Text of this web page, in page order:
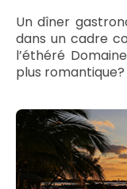
Un dîner
dans un cadre
l’éthéré
plus romantique?